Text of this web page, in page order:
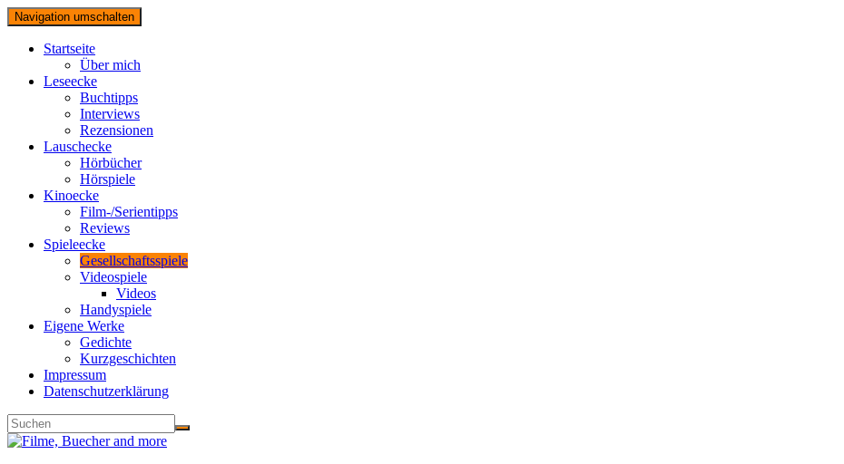
Navigation umschalten
Startseite
Über mich
Leseecke
Buchtipps
Interviews
Rezensionen
Lauschecke
Hörbücher
Hörspiele
Kinoecke
Film-/Serientipps
Reviews
Spieleecke
Gesellschaftsspiele
Videospiele
Videos
Handyspiele
Eigene Werke
Gedichte
Kurzgeschichten
Impressum
Datenschutzerklärung